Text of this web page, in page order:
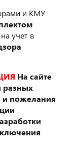
и КМУ
учет в
На сайте
разных
и пожелания